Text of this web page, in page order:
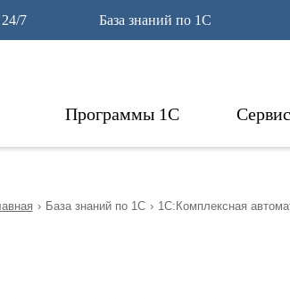
7 База знаний по 1С
Программы 1С
› База знаний по 1С › 1С:Комплексная